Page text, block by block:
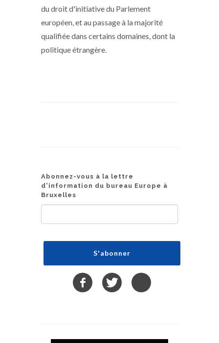
du droit d'initiative du Parlement
européen, et au passage à la majorité
qualifiée dans certains domaines, dont la
politique étrangère.
Abonnez-vous à la lettre
d'information du bureau Europe à
Bruxelles